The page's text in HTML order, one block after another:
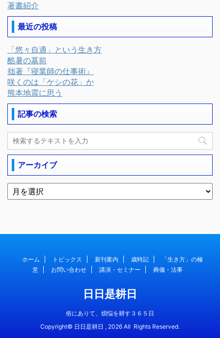
著書紹介
最近の投稿
「悠々自適」という生き方
酷暑の墓前
拙著『寝業師の仕事術』
咲くのは「ケシの花」か
熊本地震に思う
記事の検索
アーカイブ
ホーム トピックス 新刊案内 歳時記
「生き方」の極
意
お問い合わせ 講演・セミナー 葬儀・法事
日日是耕日
俗にありて、煩悩を耕す３６５日
Copyright© 日日是耕日 , 2026 All Rights Reserved.